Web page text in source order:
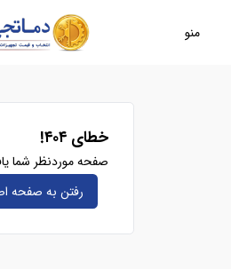
منو
خطای ۴۰۴!
صفحه موردنظر شما
رفتن به صفحه‌